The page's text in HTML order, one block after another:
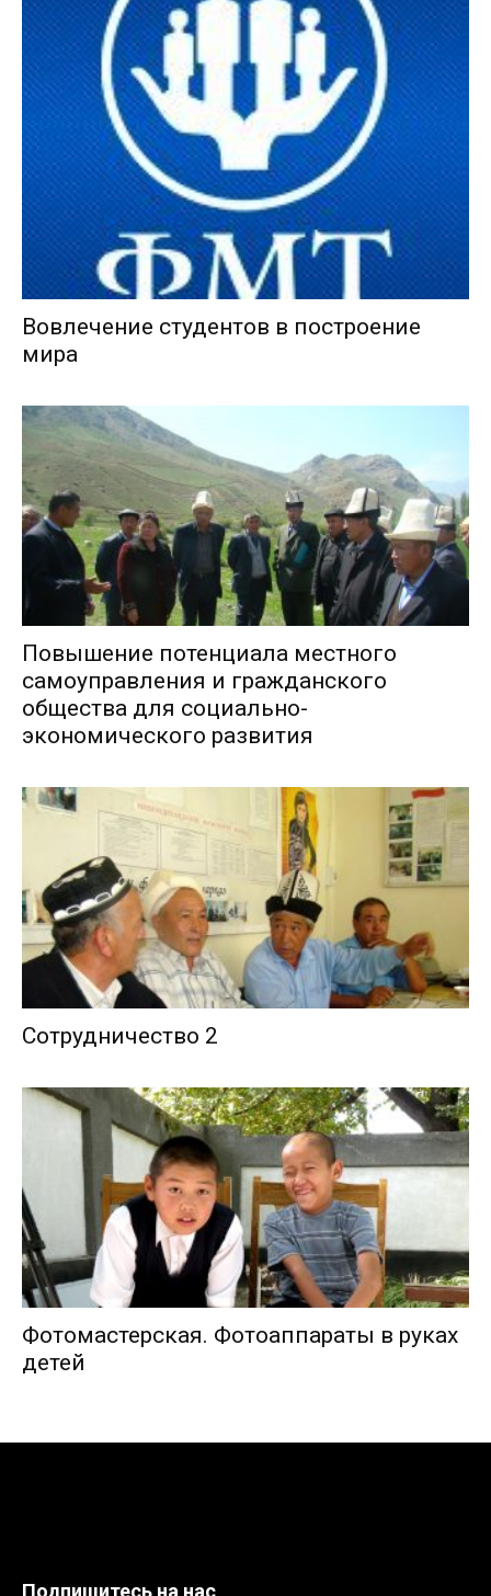
Вовлечение студентов в построение
мира
Повышение потенциала местного
самоуправления и гражданского
общества для социально-
экономического развития
Сотрудничество 2
Фотомастерская. Фотоаппараты в руках
детей
Подпишитесь на нас